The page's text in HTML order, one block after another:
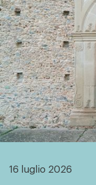
16 luglio 2026